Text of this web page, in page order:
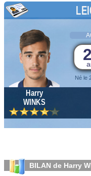
Né le
Harry
WINKS
BILAN de Harry